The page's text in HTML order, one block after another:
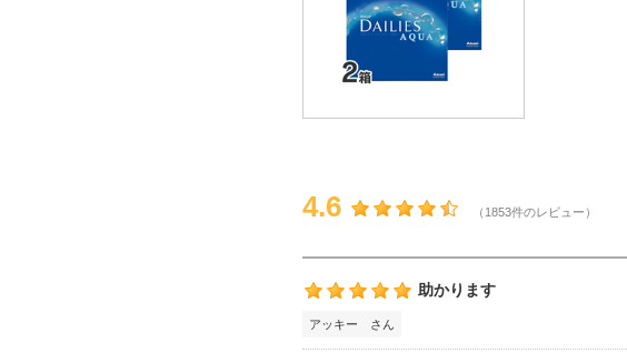
4.6 （1853件のレビュー）
助かります
アッキー さん